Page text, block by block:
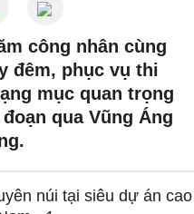
công nhân cùng
đêm, phục vụ thi
mục quan trọng
qua Vũng Áng